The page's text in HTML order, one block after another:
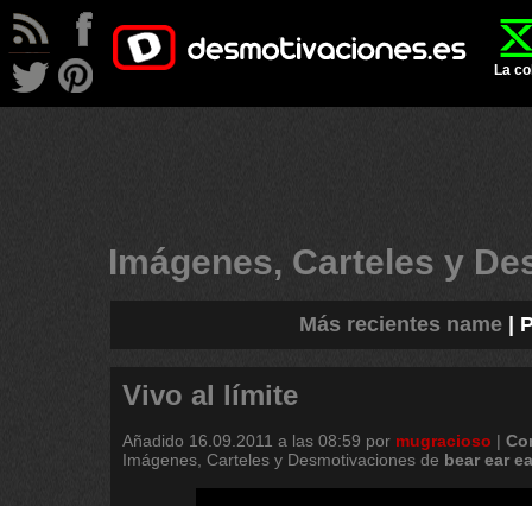
La
Imágenes, Carteles y
Más recientes name
Vivo al límite
Añadido 16.09.2011 a las 08:59 por mugracioso |
Imágenes, Carteles y Desmotivaciones de bear ear